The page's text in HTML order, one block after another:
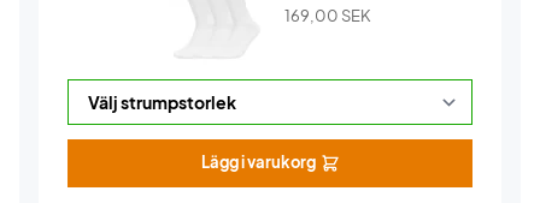
169,00 SEK
Lägg i varukorg